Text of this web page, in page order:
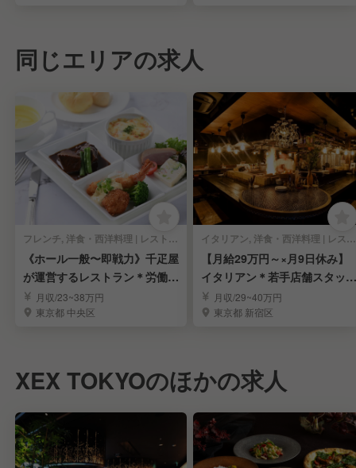
同じエリアの求人
フレンチ, 洋食・西洋料理 | レストランサービス・ホールスタッフ
《ホール一般〜即戦力》千疋屋
が運営するレストラン＊労働環
境安定＊賞与年3回
月収/23~38万円
東京都 中央区
イタリアン, 洋食・西洋料理 | レストランサービス・ホールスタッフ
【月給29万円～×月9日休み】
イタリアン＊若手店舗スタッフ
募集月収/29~40万円
東京都 新宿区
XEX TOKYOのほかの求人